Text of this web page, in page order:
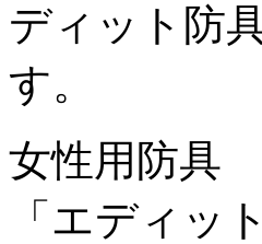
ディット防
す。
女性用防具
「エディッ